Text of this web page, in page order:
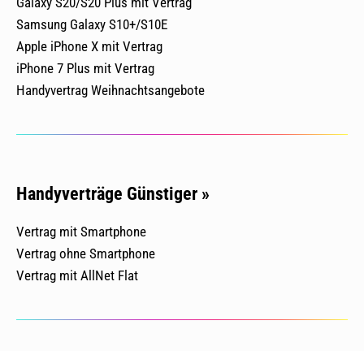
Samsung Galaxy S10+/S10E
Apple iPhone X mit Vertrag
iPhone 7 Plus mit Vertrag
Handyvertrag Weihnachtsangebote
Handyverträge Günstiger »
Vertrag mit Smartphone
Vertrag ohne Smartphone
Vertrag mit AllNet Flat